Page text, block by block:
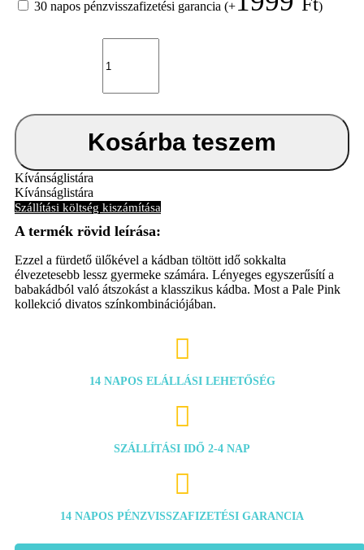
Ezzel a fürdető ülőkével a kádban töltött idő sokkalta
élvezetesebb lessz gyermeke számára. Lényeges egyszerűsítí a
babakádból való átszokást a klasszikus kádba. Most a Pale Pink
kollekció divatos színkombinációjában.
30 napos pénzvisszafizetési garancia (+ )
ülőke
Bébé-
Pink
mennyiség
Kosárba teszem
Kívánságlistára
Kívánságlistára
Szállítási költség kiszámítása

14 NAPOS ELÁLLÁSI LEHETŐSÉG

SZÁLLÍTÁSI IDŐ 2-4 NAP

14 NAPOS PÉNZVISSZAFIZETÉSI GARANCIA